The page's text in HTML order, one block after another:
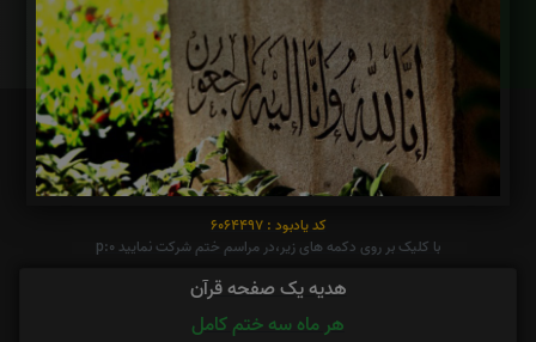
کد یادبود : 6064497
با کلیک بر روی دکمه های زیر،در مراسم ختم شرکت نمایید p:0
هدیه یک صفحه قرآن
هر ماه سه ختم کامل